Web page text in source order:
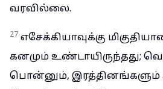
வரவில்லை.
27 எசேக்கியாவுக்கு
கனமும் உண்டாயிருந்தது;
பொன்னும், இரத்தினங்களும்